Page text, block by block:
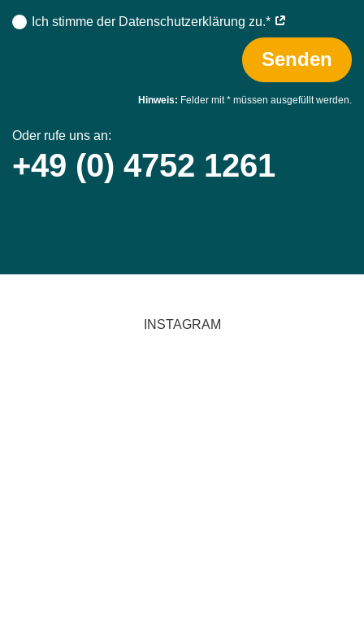
Ich stimme der Datenschutz­erklärung zu.*
Senden
Hinweis: Felder mit* müssen ausgefüllt werden.
Oder rufe uns an:
+49 (0) 4752 1261
INSTAGRAM